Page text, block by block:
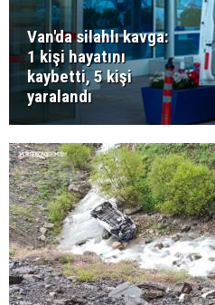
Van'da silahlı kavga:
1 kişi hayatını
kaybetti, 5 kişi
yaralandı